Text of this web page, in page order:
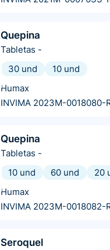
Quepina
Tabletas -
30 und
10 und
Humax
INVIMA 2023M-0018080-
Quepina
Tabletas -
10 und
60 und 20
Humax
INVIMA 2023M-0018082-
Seroquel